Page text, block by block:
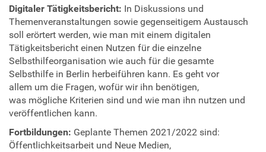
Digitaler Tätigkeitsbericht: In Diskussions und
Themenveranstaltungen sowie gegenseitigem Austausch
soll erörtert werden, wie man mit einem digitalen
Tätigkeitsbericht einen Nutzen für die einzelne
Selbsthilfeorganisation wie auch für die gesamte
Selbsthilfe in Berlin herbeiführen kann. Es geht vor
allem um die Fragen, wofür wir ihn benötigen,
was mögliche Kriterien sind und wie man ihn nutzen und
veröffentlichen kann.
Fortbildungen: Geplante Themen 2021/2022 sind:
Öffentlichkeitsarbeit und Neue Medien,